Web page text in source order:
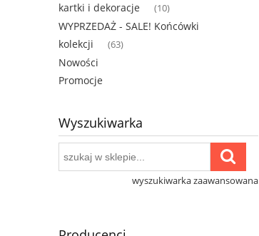
kartki i dekoracje
(10)
WYPRZEDAŻ - SALE! Końcówki
kolekcji
(63)
Nowości
Promocje
Wyszukiwarka
wyszukiwarka zaawansowana